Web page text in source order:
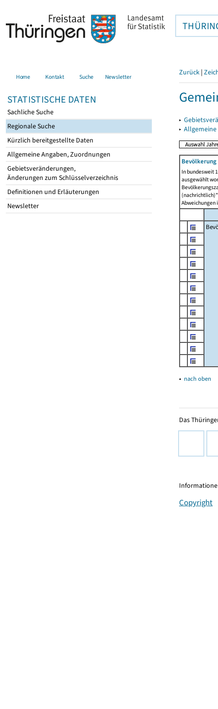
Home Kontakt Suche Newsletter
STATISTISCHE DATEN
Sachliche Suche
Regionale Suche
Kürzlich bereitgestellte Daten
Allgemeine Angaben, Zuordnungen
Gebietsveränderungen,
Änderungen zum Schlüsselverzeichnis
Definitionen und Erläuterungen
Newsletter
Zurück |
▸
▸
In bundesweit
ausgewählt
Abweichungen
▴ nach oben
Das
Copyright